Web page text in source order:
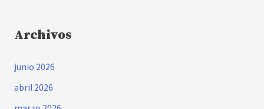
Archivos
junio 2026
abril 2026